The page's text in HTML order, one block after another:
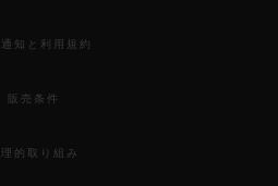
知と利用規約
販売条件
的取り組み